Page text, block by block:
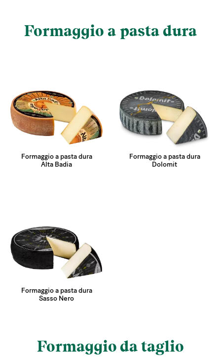
Formaggio a pasta dura
Formaggio a pasta dura
Alta Badia
Formaggio a pasta dura
Dolomit
Formaggio a pasta dura
Sasso Nero
Formaggio da taglio